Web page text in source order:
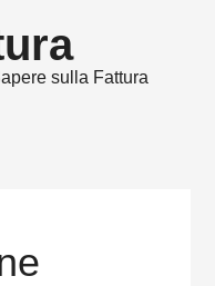
sulla Fattura